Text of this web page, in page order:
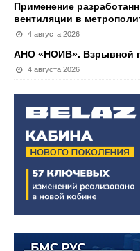
Применение
вентиляции в
4 августа 2026
АНО «НОИВ». Взрывной
4 августа 2026